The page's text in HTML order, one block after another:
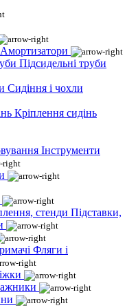
Амортизатори
Підсидельні труби
Сидіння і чохли
Кріплення сидінь
Інструменти
Підставки,
Фляги і